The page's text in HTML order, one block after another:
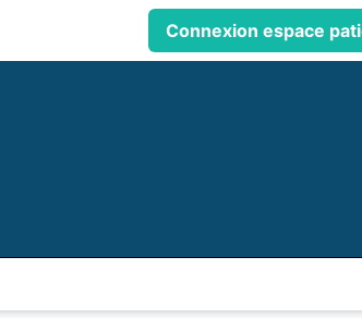
Connexion espace